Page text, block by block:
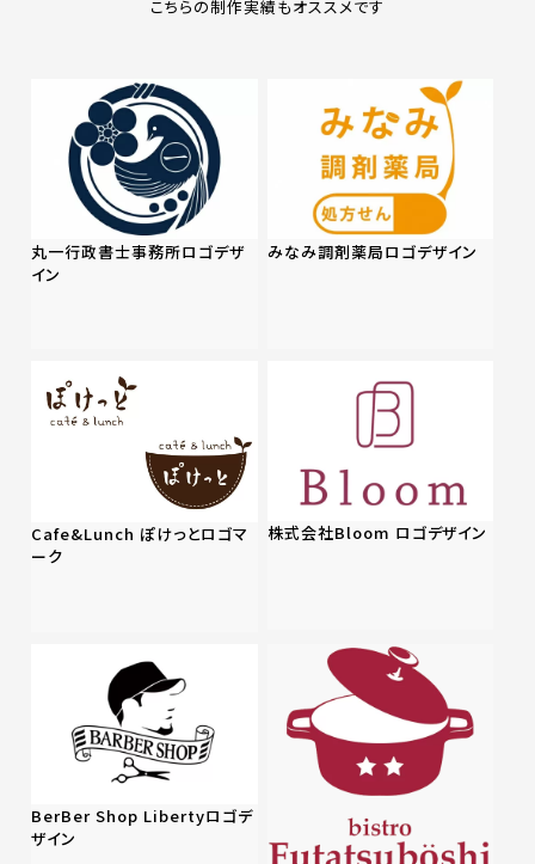
こちらの制作実績もオススメです
丸一行政書士事務所ロゴデザ
イン
みなみ調剤薬局ロゴデザイン
Cafe&Lunch ぽけっとロゴマ
ーク
株式会社Bloom ロゴデザイン
BerBer Shop Libertyロゴデ
ザイン